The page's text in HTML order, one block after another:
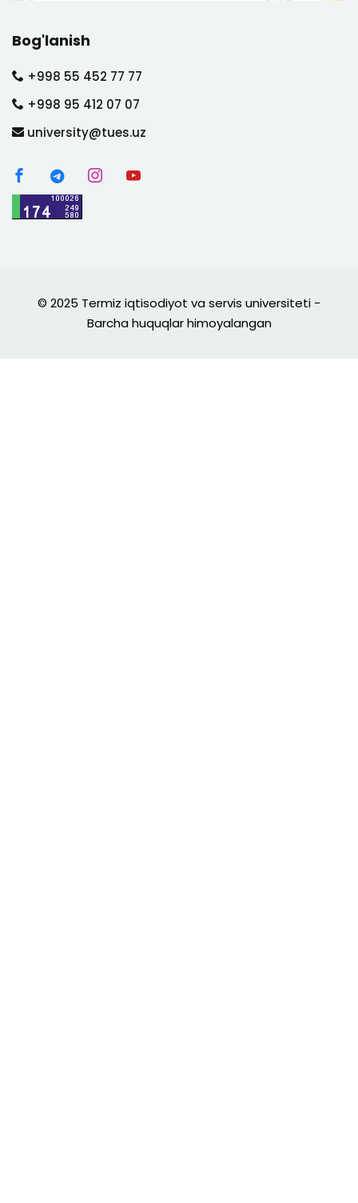
Bog'lanish
+998 55 452 77 77
+998 95 412 07 07
university@tues.uz
© 2025 Termiz iqtisodiyot va servis universiteti -
Barcha huquqlar himoyalangan